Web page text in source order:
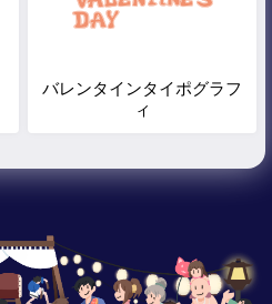
バレンタインタイポグラフ
ィ